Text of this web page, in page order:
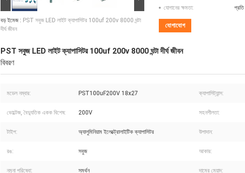
বড় ইমেজ : PST সবুজ LED লাইট ক্যাপাসিটর 100uf 200v 8000 ঘন্টা
দীর্ঘ জীবন
যোগানের ক্ষমতা:
যোগাযোগ
PST সবুজ LED লাইট ক্যাপাসিটর 100uf 200v 8000 ঘন্টা দীর্ঘ জীবন
বিবরণ
মডেল নম্বার: PST100uF200V 18x27 ক্যাপাসিট্যান্স:
ভোল্টেজ, বৈদ্যুতিক একক বিশেষ: 200V সহনশীলতা:
টাইপ: অ্যালুমিনিয়াম ইলেক্ট্রোলাইটিক ক্যাপাসিটর উপাদান:
রঙ: সবুজ আকার:
নমুনা পরিষেবা: সমর্থন দামের মেয়াদ: